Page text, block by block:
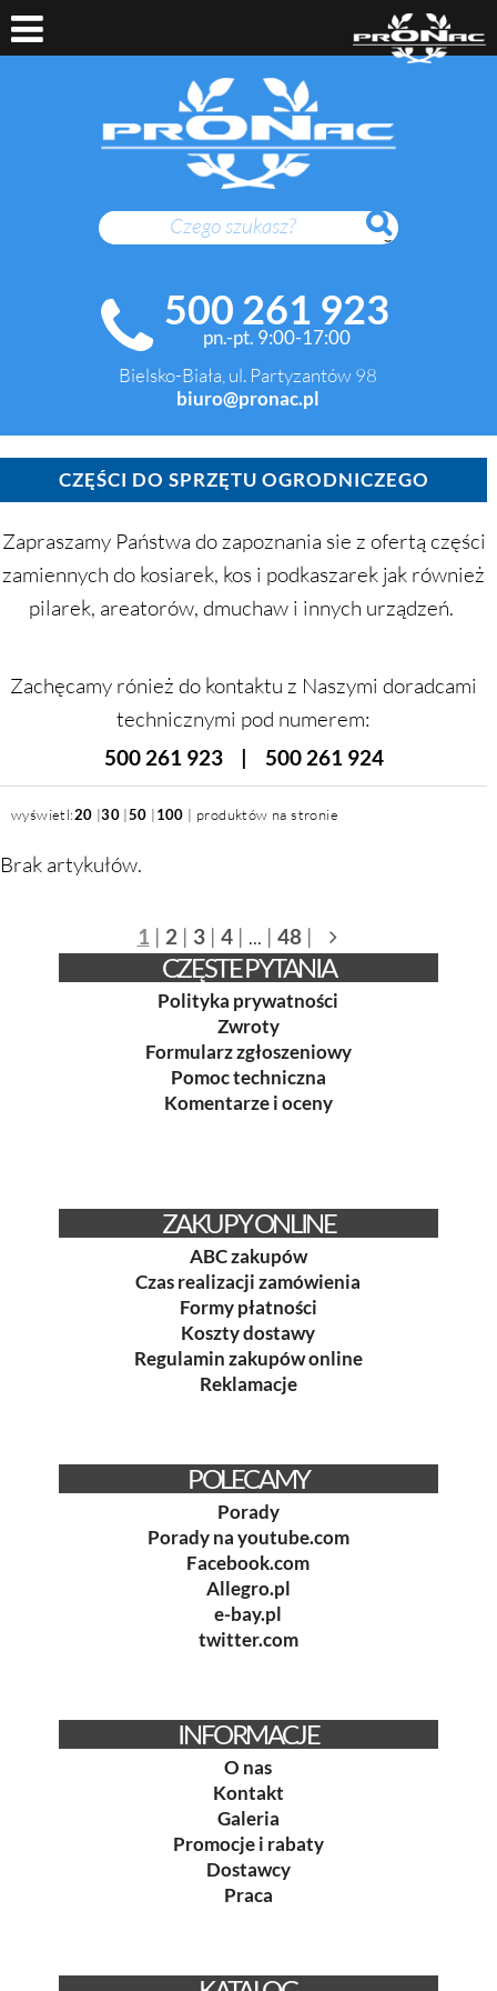
SZUKAJ
500 261 923
pn.-pt. 9:00-17:00
Bielsko-Biała, ul. Partyzantów 98
biuro@pronac.pl
CZĘŚCI DO SPRZĘTU OGRODNICZEGO
Zapraszamy Państwa do zapoznania sie z ofertą części
zamiennych do kosiarek, kos i podkaszarek jak również
pilarek, areatorów, dmuchaw i innych urządzeń.
Zachęcamy rónież do kontaktu z Naszymi doradcami
technicznymi pod numerem:
500 261 923 | 500 261 924
wyświetl:20 |30 |50 |100 | produktów na stronie
Brak artykułów.
1 | 2 | 3| 4| ... | 48|
CZĘSTE PYTANIA
Polityka prywatności
Zwroty
Formularz zgłoszeniowy
Pomoc techniczna
Komentarze i oceny
ZAKUPY ONLINE
ABC zakupów
Czas realizacji zamówienia
Formy płatności
Koszty dostawy
Regulamin zakupów online
Reklamacje
POLECAMY
Porady
Porady na youtube.com
Facebook.com
Allegro.pl
e-bay.pl
twitter.com
INFORMACJE
O nas
Kontakt
Galeria
Promocje i rabaty
Dostawcy
Praca